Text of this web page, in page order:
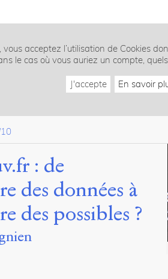
acceptez l’utilisation de Cookies
le cas où vous auriez un compte,
J'accepte En savoir
: de
des données à
des possibles ?